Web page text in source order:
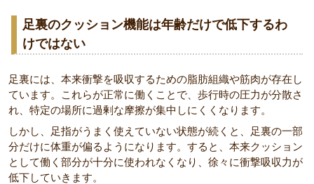
足裏のクッション機能は年齢だけで低下するわ
けではない
足裏には、本来衝撃を吸収するための脂肪組織や筋肉が存在し
ています。これらが正常に働くことで、歩行時の圧力が分散さ
れ、特定の場所に過剰な摩擦が集中しにくくなります。
しかし、足指がうまく使えていない状態が続くと、足裏の一部
分だけに体重が偏るようになります。すると、本来クッション
として働く部分が十分に使われなくなり、徐々に衝撃吸収力が
低下していきます。